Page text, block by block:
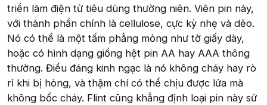
triển lãm điện tử tiêu dùng thường niên. Viên pin này,
với thành phần chính là cellulose, cực kỳ nhẹ và dẻo.
Nó có thể là một tấm phẳng mỏng như tờ giấy dày,
hoặc có hình dạng giống hệt pin AA hay AAA thông
thường. Điều đáng kinh ngạc là nó không cháy hay rò
rỉ khi bị hỏng, và thậm chí có thể chịu được lửa mà
không bốc cháy. Flint cũng khẳng định loại pin này sử